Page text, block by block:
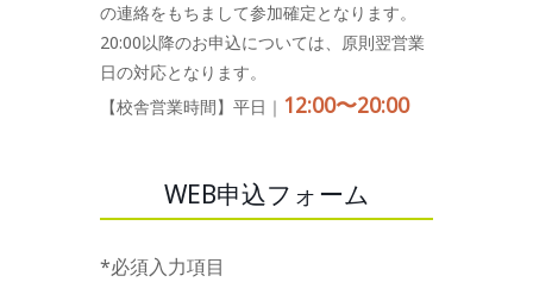
の連絡をもちまして参加確定となります。
20:00以降のお申込については、原則翌営業
日の対応となります。
【校舎営業時間】平日｜ 12:00〜20:00
WEB申込フォーム
*必須入力項目